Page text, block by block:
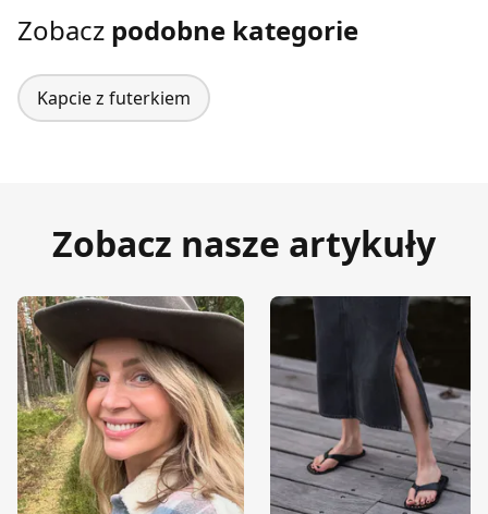
Zobacz podobne kategorie
Kapcie z futerkiem
Zobacz nasze artykuły